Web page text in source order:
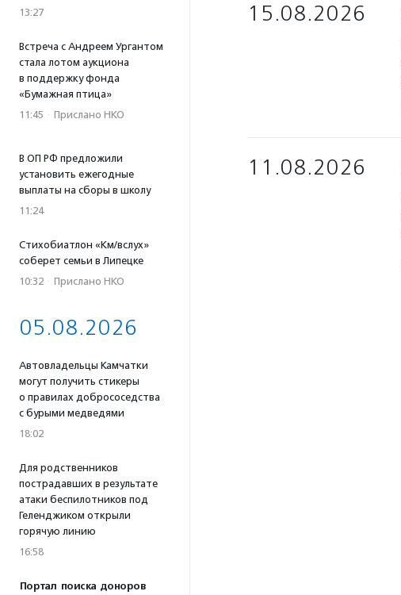
13:27
Встреча с Андреем Ургантом
стала лотом аукциона
в поддержку фонда
«Бумажная птица»
11:45 · Прислано НКО
В ОП РФ предложили
установить ежегодные
выплаты на сборы в школу
11:24
Стихобиатлон «Км/вслух»
соберет семьи в Липецке
10:32 · Прислано НКО
05.08.2026
Автовладельцы Камчатки
могут получить стикеры
о правилах добрососедства
с бурыми медведями
18:02
Для родственников
пострадавших в результате
атаки беспилотников под
Геленджиком открыли
горячую линию
16:58
Портал поиска доноров
15.08.2026
11.08.2026